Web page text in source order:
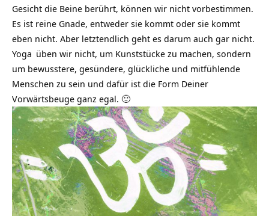
Gesicht die Beine berührt, können wir nicht vorbestimmen.
Es ist reine Gnade, entweder sie kommt oder sie kommt
eben nicht. Aber letztendlich geht es darum auch gar nicht.
Yoga üben wir nicht, um Kunststücke zu machen, sondern
um bewusstere, gesündere, glückliche und mitfühlende
Menschen zu sein und dafür ist die Form Deiner
Vorwärtsbeuge ganz egal. 🙂